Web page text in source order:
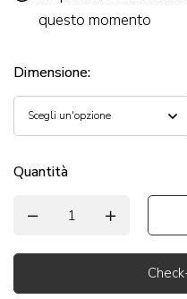
questo momento
Dimensione:
Quantità